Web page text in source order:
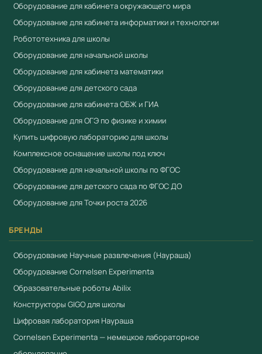
Учебный стандарт
Компания «Учебный стандарт» (ИНН 3801158281) —
официальный поставщик образовательного
оборудования с 2018 года. Поставляем оборудование,
включённое в реестр промышленной продукции
Минпромторга (ПП РФ № 719). Предоставляем выписку
из реестра, сертификаты ЕАЭС. Предоставляем счета-
фактуры, товарные накладные и гарантийные талоны.
Работаем по 44-ФЗ и 223-ФЗ. Доставка по всей России
от 3 рабочих дней. Для расчёта коммерческого
предложения:+7 (904) 115-00-56,
fgostorg.ru@yandex.ru.
(Россия). Бренд
рынка цифровых лабораторий для дошкольного и
начального образования. Сертифицировано по
Входит в переченьПриказа 838 Минпросвещения
Реестр Минпромторга ПП РФ №719.
Смотрите также
Академия Наураши "Цифровая STEАM-лаборатория"
Оборудование для кабинета окружающего мира
Оборудование для кабинета информатики и технологии
Робототехника для школы
Оборудование для начальной школы
Оборудование для кабинета математики
Оборудование для детского сада
Оборудование для кабинета ОБЖ и ГИА
Оборудование для ОГЭ по физике и химии
Купить цифровую лабораторию для школы
Комплексное оснащение школы под ключ
Оборудование для начальной школы по ФГОС
Оборудование для детского сада по ФГОС ДО
Оборудование для Точки роста 2026
БРЕНДЫ
Оборудование Научные развлечения (Наураша)
Оборудование Cornelsen Experimenta
Образовательные роботы Abilix
Конструкторы GIGO для школы
Цифровая лаборатория Наураша
Cornelsen Experimenta — немецкое лабораторное